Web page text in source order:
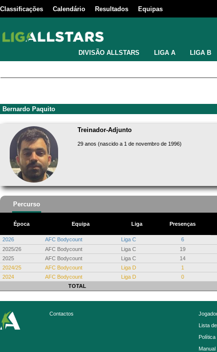
Classificações Calendário Resultados Equipas
DIVISÃO ALLSTARS LIGA A LIGA B
Bernardo Paquito
Treinador-Adjunto
29 anos (nascido a 1 de novembro de 1996)
Percurso
Época Equipa Liga Presenças
2026 AFC Bodycount Liga C
6
2025/26
AFC Bodycount Liga C
19
2025
AFC Bodycount Liga C
14
2024/25
AFC Bodycount Liga D
1
2024
AFC Bodycount Liga D
0
TOTAL
Contactos
Lista
Política